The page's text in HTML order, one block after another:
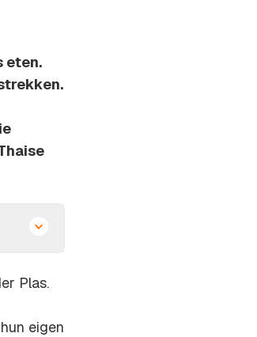
eten.
Plas.
eigen